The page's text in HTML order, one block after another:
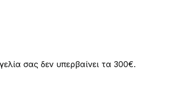
σας δεν υπερβαίνει τα 300€.